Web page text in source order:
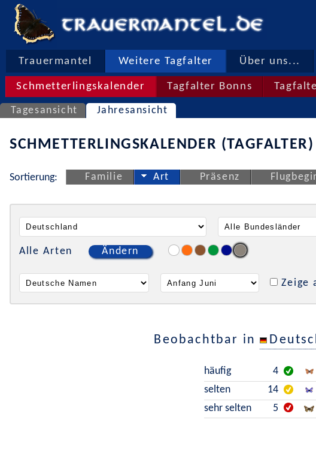
Trauermantel Weitere Tagfalter Über uns...
Schmetterlingskalender Tagfalter Bonns
Tagesansicht Jahresansicht
SCHMETTERLINGSKALENDER (TAGFALTER)
Sortierung: Familie Art Präsenz
Alle Arten Ändern
Zeige
Beobachtbar in
häufig
4
selten
14
sehr selten
5